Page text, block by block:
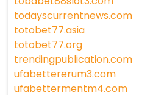
todayscurrentnews.com
totobet77.asia
totobet77.org
trendingpublication.com
ufabettererum3.com
ufabettermentm4.com